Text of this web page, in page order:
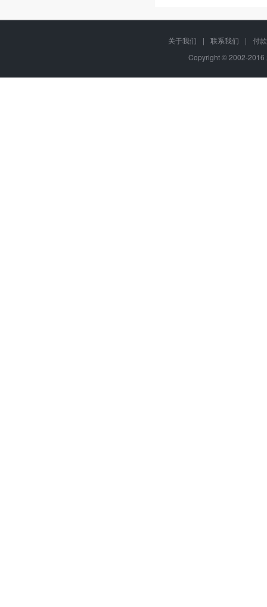
关于我们 | 联系我们 |
付
Copyright © 2002-